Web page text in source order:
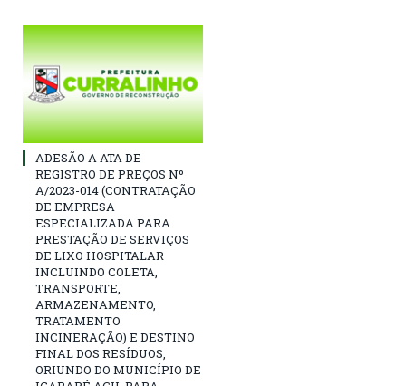
ADESÃO A ATA DE
REGISTRO DE PREÇOS Nº
A/2023-014 (CONTRATAÇÃO
DE EMPRESA
ESPECIALIZADA PARA
PRESTAÇÃO DE SERVIÇOS
DE LIXO HOSPITALAR
INCLUINDO COLETA,
TRANSPORTE,
ARMAZENAMENTO,
TRATAMENTO
INCINERAÇÃO) E DESTINO
FINAL DOS RESÍDUOS,
ORIUNDO DO MUNICÍPIO DE